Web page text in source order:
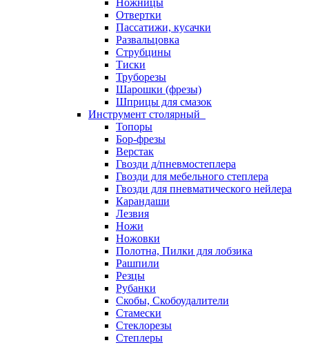
Ножницы
Отвертки
Пассатижи, кусачки
Развальцовка
Струбцины
Тиски
Труборезы
Шарошки (фрезы)
Шприцы для смазок
Инструмент столярный
Топоры
Бор-фрезы
Верстак
Гвозди д/пневмостеплера
Гвозди для мебельного степлера
Гвозди для пневматического нейлера
Карандаши
Лезвия
Ножи
Ножовки
Полотна, Пилки для лобзика
Рашпили
Резцы
Рубанки
Скобы, Скобоудалители
Стамески
Стеклорезы
Степлеры